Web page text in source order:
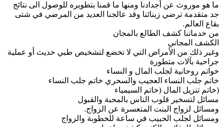
ما هو موروث عن أجدادنا ومنها ما قمنا بتطويره للوصول الى نتائج
جد متقدمة ترضي زبنائنا وقد عالجنا العديد من المرضي في شتى
بقاع العالم.
من خدماتنا كشف الطالع بالمجان
الكشف المجاني
وغير ذلك من الأمراض التي لا تخضع لتشخيص طبي حديث أو عملية
جراحية بآلات متطورة
خواتم روحانية لجلب المال و النساء
خاتم جلب النساء العجيب والسحري خاتم جلب النساء
(خاتم تنزيل المال (خاتم السيمياء
مسائل لتسخير قلوب الناس بالمحبة والقبول
ومسائل لزواج البنت المتعسرة عن الزواج.
ومسائل لجلب الحبيب في ساعة للخطوبة والزواج